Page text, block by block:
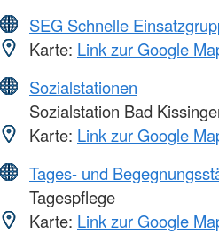
SEG Schnelle
Karte: Link zur Google
Sozialstationen
Sozialstation Bad
Karte: Link zur Google
Tages- und
Tagespflege
Karte: Link zur Google